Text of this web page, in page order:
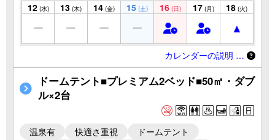
12 (水) 13 (木) 14 (金) 15 (土) 16 (日) 17 (月) 18 (火)
カレンダーの説明 …
ドームテント■プレミアム2ベッド■50㎡・ダブ
ル×2台
温泉有 快適さ重視
ドームテント